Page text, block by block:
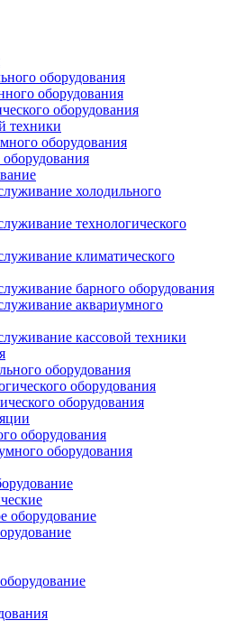
оборудования
оборудования
оборудования
техники
оборудования
холодильного
технологического
климатического
барного оборудования
аквариумного
кассовой техники
оборудования
оборудования
оборудования
оборудования
оборудования
оборудование